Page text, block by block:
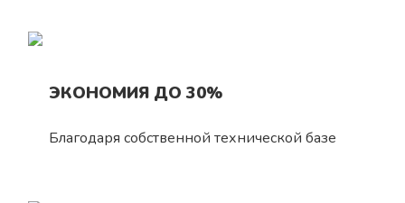
ЭКОНОМИЯ ДО 30%
Благодаря собственной технической базе